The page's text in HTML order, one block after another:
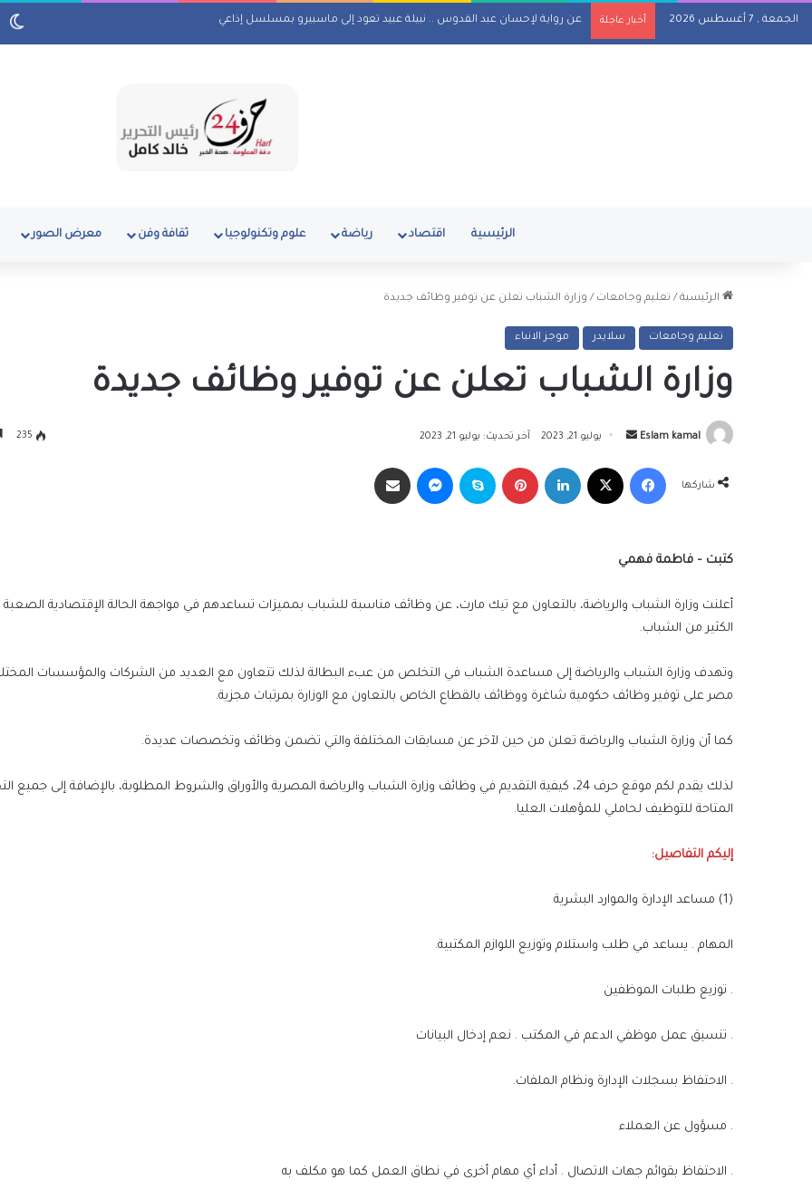
الجمعة , 7 أغسطس 2026 أخبار عاجلة المسلماني يهدي سفير أندونيسيا أغاني أم كلثوم وكتاب ماسبيرو “إسلام بلا أحزاب”
الرئيسية اقتصاد رياضة علوم وتكنولوجيا ثقافة وفن معرض الصور
الرئيسية / تعليم وجامعات / وزارة الشباب تعلن عن توفير وظائف جديدة
تعليم وجامعات سلايدر موجز الانباء
وزارة الشباب تعلن عن توفير وظائف جديدة
Eslam kamal
أرسل
إلكترونيا
يوليو 21, 2023 آخر تحديث: يوليو 21, 2023 235
شاركها
فيسبوك لينكدإن بينتيريست سكايب ماسنجر
كتبت – فاطمة فهمي
أعلنت وزارة الشباب والرياضة، بالتعاون مع تيك مارت، عن وظائف مناسبة للشباب بمميزات تساعدهم في مواجهة الحالة الإقتصادية الصعبة
الكثير من الشباب.
وتهدف وزارة الشباب والرياضة إلى مساعدة الشباب في التخلص من عبء البطالة لذلك تتعاون مع العديد من الشركات والمؤسسات
مصر على توفير وظائف حكومية شاغرة ووظائف بالقطاع الخاص بالتعاون مع الوزارة بمرتبات مجزية.
كما أن وزارة الشباب والرياضة تعلن من حين لآخر عن مسابقات المختلفة والتي تضمن وظائف وتخصصات عديدة.
لذلك يقدم لكم موقع حرف 24، كيفية التقديم في وظائف وزارة الشباب والرياضة المصرية والأوراق والشروط المطلوبة، بالإضافة إلى
المتاحة للتوظيف لحاملي للمؤهلات العليا.
إليكم التفاصيل:
(1) مساعد الإدارة والموارد البشرية
المهام . يساعد في طلب واستلام وتوزيع اللوازم المكتبية.
. توزيع طلبات الموظفين
. تنسيق عمل موظفي الدعم في المكتب . نعم إدخال البيانات
. الاحتفاظ بسجلات الإدارة ونظام الملفات.
. مسؤول عن العملاء
. الاحتفاظ بقوائم جهات الاتصال . أداء أي مهام أخرى في نطاق العمل كما هو مكلف به